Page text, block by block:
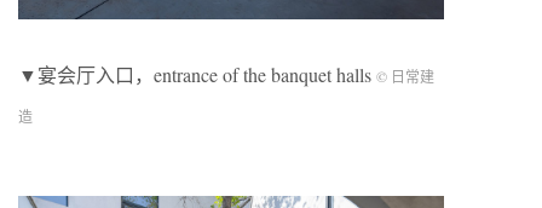
▼宴会厅入口，entrance of the banquet halls © 日常建
造